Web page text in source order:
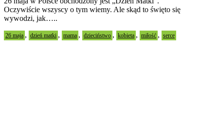
Oczywiście wszyscy o tym wiemy. Ale skąd to święto się
wywodzi, jak…..
26 maja , dzień matki , mama , dzieciństwo , kobieta , miłość , serce